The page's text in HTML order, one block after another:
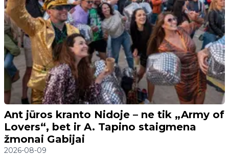
Ant jūros kranto Nidoje – ne tik „Army of
Lovers“, bet ir A. Tapino staigmena
žmonai Gabijai
2026-08-09